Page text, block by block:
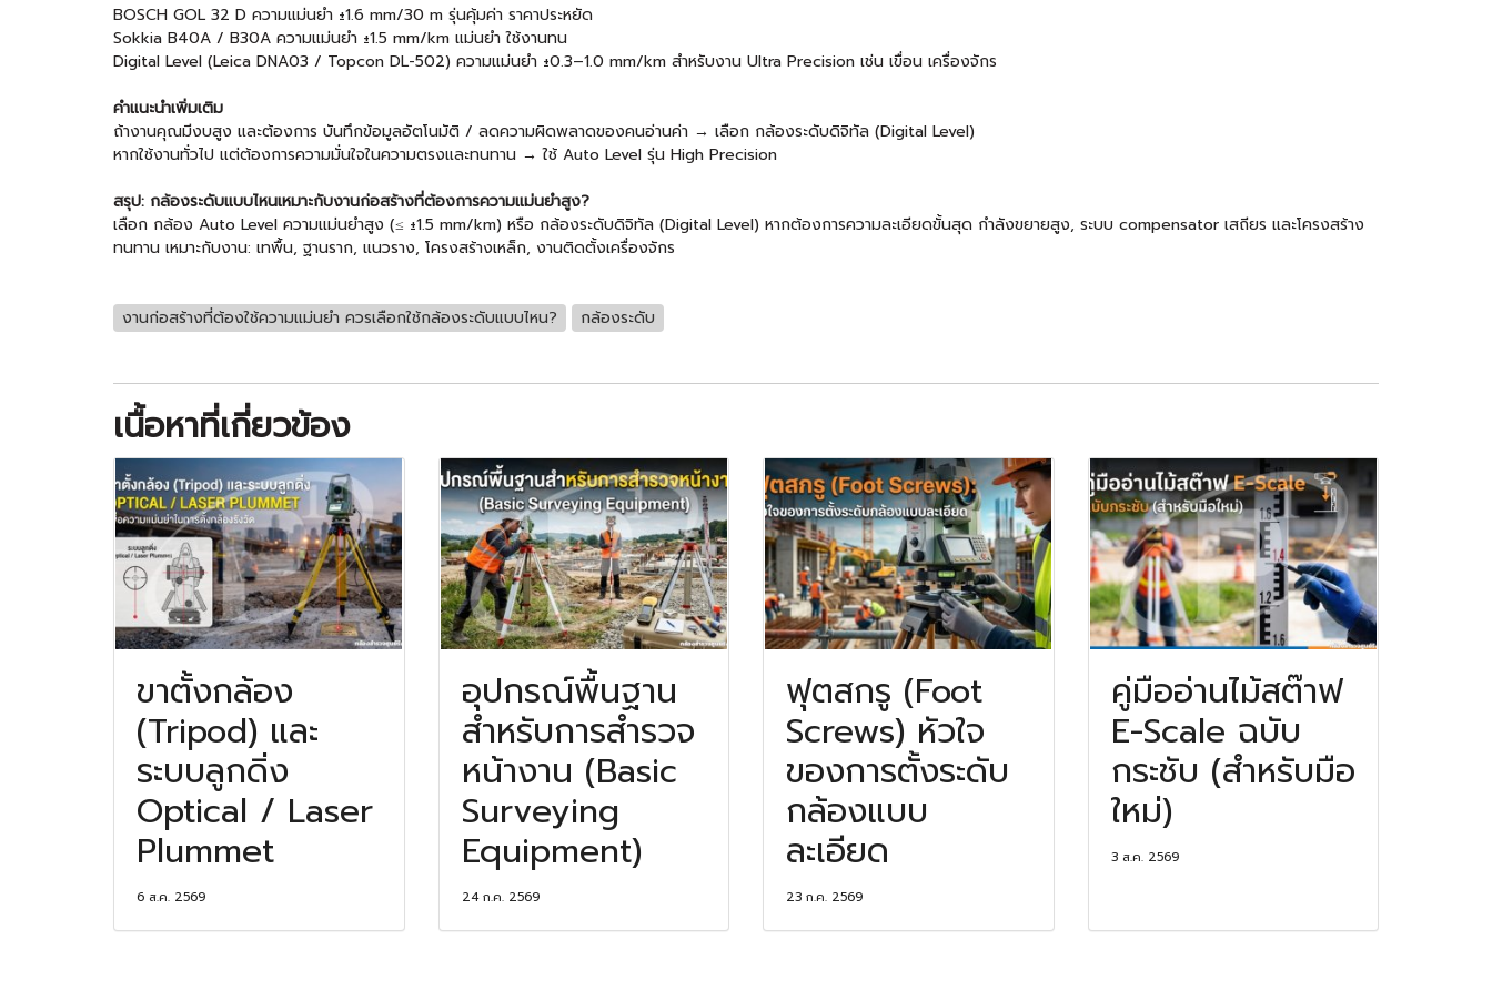
BOSCH GOL 32 D ความแม่นยำ ±1.6 mm/30 m รุ่นคุ้มค่า ราคาประหยัด
Sokkia B40A / B30A ความแม่นยำ ±1.5 mm/km แม่นยำ ใช้งานทน
Digital Level (Leica DNA03 / Topcon DL-502) ความแม่นยำ ±0.3–1.0 mm/km สำหรับงาน Ultra Precision เช่น เขื่อน เครื่องจักร
คำแนะนำเพิ่มเติม
ถ้างานคุณมีงบสูง และต้องการ บันทึกข้อมูลอัตโนมัติ / ลดความผิดพลาดของคนอ่านค่า → เลือก กล้องระดับดิจิทัล (Digital Level)
หากใช้งานทั่วไป แต่ต้องการความมั่นใจในความตรงและทนทาน → ใช้ Auto Level รุ่น High Precision
สรุป: กล้องระดับแบบไหนเหมาะกับงานก่อสร้างที่ต้องการความแม่นยำสูง?
เลือก กล้อง Auto Level ความแม่นยำสูง (≤ ±1.5 mm/km) หรือ กล้องระดับดิจิทัล (Digital Level) หากต้องการความละเอียดขั้นสุด กำลังขยายสูง, ระบบ compensator เสถียร และโครงสร้าง
ทนทาน เหมาะกับงาน: เทพื้น, ฐานราก, แนวราง, โครงสร้างเหล็ก, งานติดตั้งเครื่องจักร
งานก่อสร้างที่ต้องใช้ความแม่นยำ ควรเลือกใช้กล้องระดับแบบไหน? กล้องระดับ
เนื้อหาที่เกี่ยวข้อง
ขาตั้งกล้อง
(Tripod) และ
ระบบลูกดิ่ง
Optical / Laser
Plummet
6 ส.ค. 2569
อุปกรณ์พื้นฐาน
สำหรับการสำรวจ
หน้างาน (Basic
Surveying
Equipment)
24 ก.ค. 2569
ฟุตสกรู (Foot
Screws) หัวใจ
ของการตั้งระดับ
กล้องแบบ
ละเอียด
23 ก.ค. 2569
คู่มืออ่านไม้สต๊าฟ
E-Scale ฉบับ
กระชับ (สำหรับมือ
ใหม่)
3 ส.ค. 2569